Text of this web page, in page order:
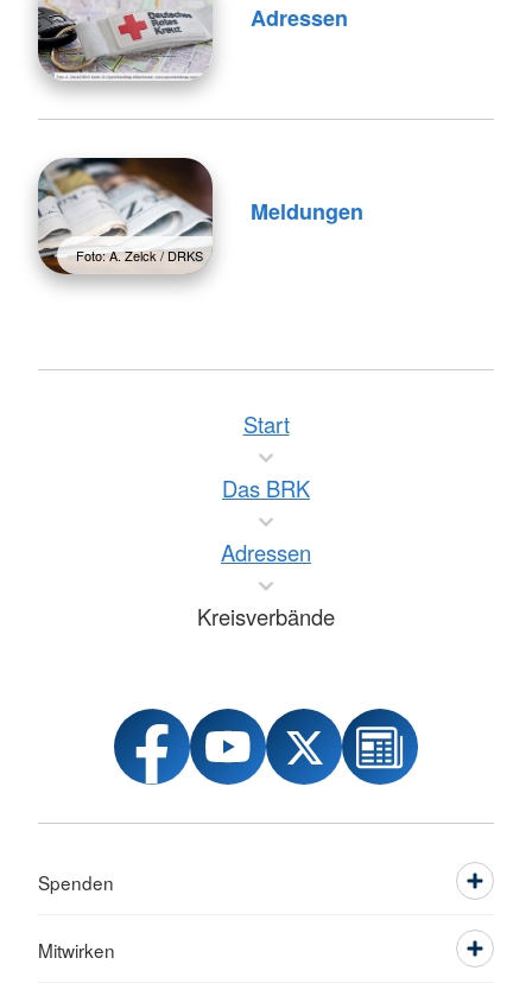
Adressen
Foto: A. Zelck / DRKS
Meldungen
Start
Das BRK
Adressen
Kreisverbände
Spenden
Mitwirken